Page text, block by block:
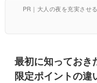
PR｜大人の夜を充実させ
最初に知っておき
限定ポイントの違